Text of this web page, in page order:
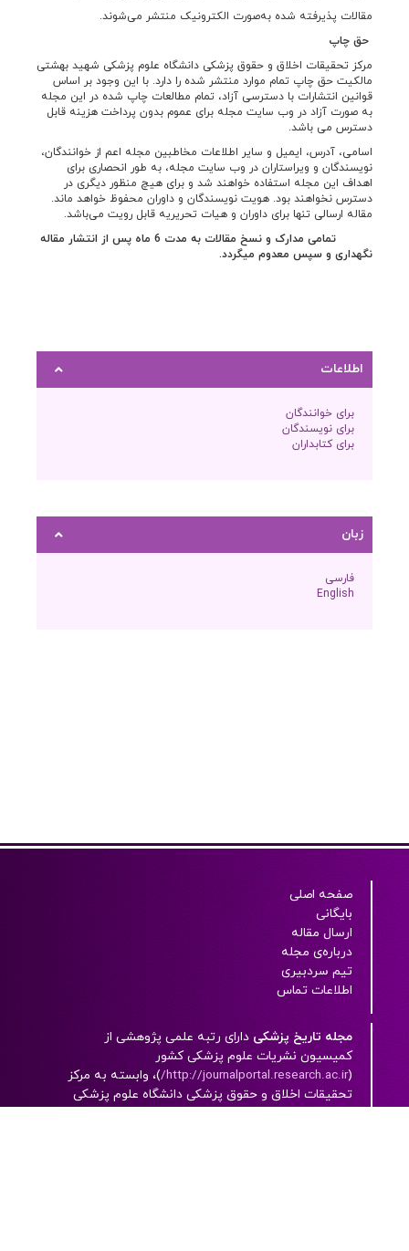
مقالات پذيرفته شده به‌صورت الکترونيک منتشر می‌شوند.
حق چاپ
مرکز تحقیقات اخلاق و حقوق پزشکی دانشگاه علوم پزشکی شهید بهشتی
مالکیت حق چاپ تمام موارد منتشر شده را دارد. با این وجود بر اساس
قوانین انتشارات با دسترسی آزاد، تمام مطالعات چاپ شده در این مجله
به صورت آزاد در وب سایت مجله برای عموم بدون پرداخت هزینه قابل
دسترس می باشد.
اسامی، آدرس، ایمیل و سایر اطلاعات مخاطبین مجله اعم از خوانندگان،
نویسندگان و ویراستاران در وب سایت مجله، به طور انحصاری برای
اهداف این مجله استفاده خواهند شد و برای هیچ منظور دیگری در
دسترس نخواهند بود. هویت نویسندگان و داوران محفوظ خواهد ماند.
مقاله ارسالی تنها برای داوران و هیات تحریریه قابل رویت می‌باشد.
تمامی مدارک و نسخ مقالات به مدت 6 ماه پس از انتشار مقاله
نگهداری و سپس معدوم می­گردد.
اطلاعات
برای خوانندگان
برای نویسندگان
برای کتابداران
زبان
فارسی
English
صفحه اصلی
بایگانی
ارسال مقاله
درباره‌ی مجله
تیم سردبیری
اطلاعات تماس
مجله تاریخ پزشکی دارای رتبه علمی پژوهشی از
کميسيون نشريات علوم پزشکی کشور
(
http://journalportal.research.ac.ir/ )، وابسته به مرکز
تحقيقات اخلاق و حقوق پزشکی دانشگاه علوم پزشکی